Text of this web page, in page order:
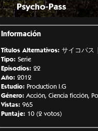
Psycho-Pass
Información
Títulos Alternativos: サイコパス
Tipo: Serie
Episodios: 22
Año: 2012
Estudio: Production I.G
Género: Acción, Ciencia ficción,
Vistas: 965
Puntaje: 10 (2 votos)